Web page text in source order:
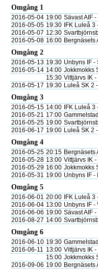
Omgång 1
2016-05-04 19:00 Sävast AIF
2016-05-05 19:30 IFK Luleå
2016-05-07 12:30
2016-05-08 16:00 Bergnäsets
Omgång 2
2016-05-13 19:30 Unbyns IF -
2016-05-14 14:00 Jokkmokks
15:30 Vittjärvs IK
2016-05-17 19:30 Luleå SK 2
Omgång 3
2016-05-15 14:00 IFK Luleå
2016-05-21 17:00
2016-05-25 19:00
2016-06-17 19:00 Luleå SK 2
Omgång 4
2016-05-25 20:15 Bergnäsets
2016-05-28 13:00 Vittjärvs IK
2016-05-29 16:00 Jokkmokks
2016-05-31 19:00 Unbyns IF -
Omgång 5
2016-06-01 20:00 IFK Luleå
2016-06-04 13:00 Unbyns IF -
2016-06-06 19:00 Sävast AIF
2016-08-27 14:00
Omgång 6
2016-06-10 19:30
2016-06-11 13:00 Vittjärvs IK
15:00 Jokkmokks
2016-09-06 19:00 Bergnäsets